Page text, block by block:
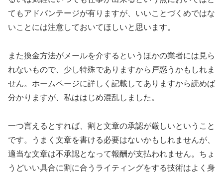
てもアドバンテージが有りますが、いいことづくめではな
いことには注意しておいてほしいと思います。
また換金方法がメールを介するというほかの業者には見ら
れないもので、少し特殊でありますから戸惑うかもしれま
せん。ホームページに詳しく記載してありますから読めば
分かりますが、私ははじめ混乱しました。
一つ言えるとすれば、割と文章の承認が厳しいということ
です。うまく文章を書ける必要はないかもしれませんが、
適当な文章は不承認となって報酬が支払われません。ちょ
うどいい具合に割に合うライティングをする技術はよく身